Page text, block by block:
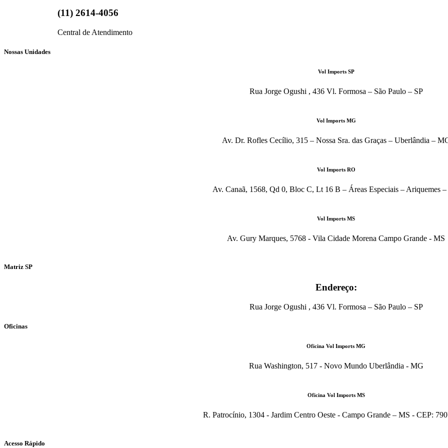
(11) 2614-4056
Central de Atendimento
Nossas Unidades
Vol Imports SP
Rua Jorge Ogushi , 436 Vl. Formosa – São Paulo – SP
Vol Imports MG
Av. Dr. Rofles Cecílio, 315 – Nossa Sra. das Graças – Uberlândia –
Vol Imports RO
Av. Canaã, 1568, Qd 0, Bloc C, Lt 16 B – Áreas Especiais – Ariquemes
Vol Imports MS
Av. Gury Marques, 5768 - Vila Cidade Morena Campo Grande - MS
Matriz SP
Endereço:
Rua Jorge Ogushi , 436 Vl. Formosa – São Paulo – SP
Oficinas
Oficina Vol Imports MG
Rua Washington, 517 - Novo Mundo Uberlândia - MG
Oficina Vol Imports MS
R. Patrocínio, 1304 - Jardim Centro Oeste - Campo Grande – MS - CEP:
Acesso Rápido